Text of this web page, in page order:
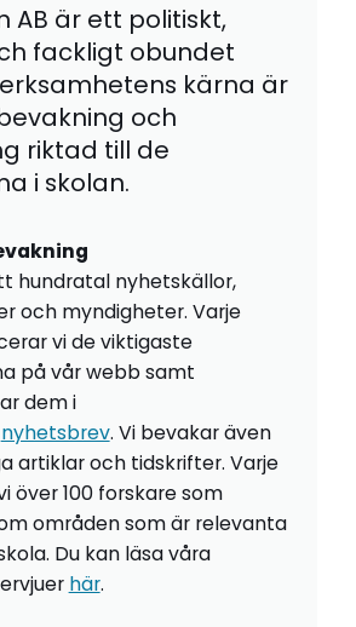
AB är ett politiskt,
fackligt obundet
kärna är
och
riktad till de
i skolan.
hundratal nyhetskällor,
och myndigheter. Varje
vi de viktigaste
på vår webb samt
dem i
nyhetsbrev. Vi bevakar även
artiklar och tidskrifter. Varje
över 100 forskare som
områden som är relevanta
Du kan läsa våra
här.